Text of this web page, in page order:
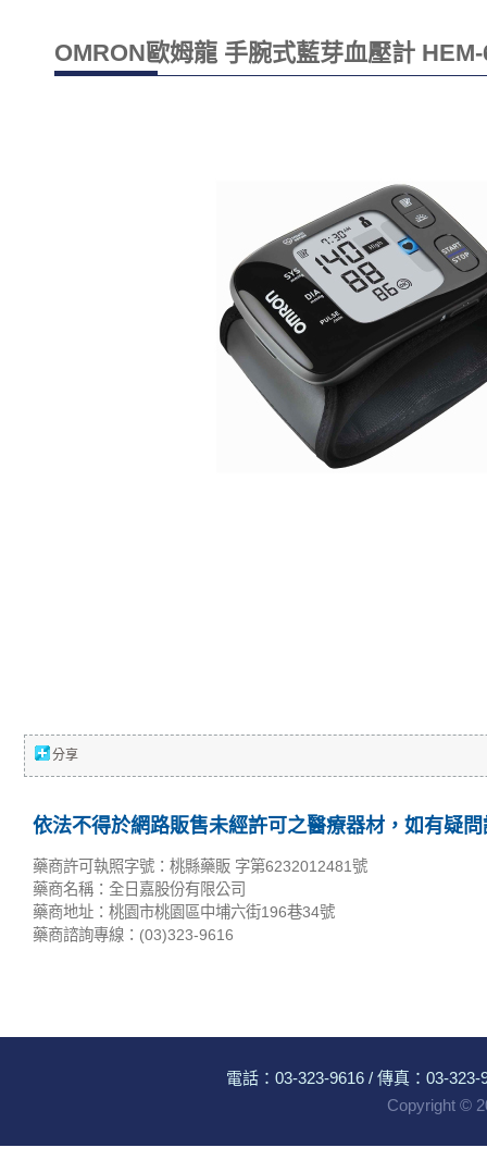
OMRON歐姆龍 手腕式藍芽血壓計
分享
依法不得於網路販售未經許可之醫療器材，如有疑
藥商許可執照字號：桃縣藥販 字第6232012481號
藥商名稱：全日嘉股份有限公司
藥商地址：桃園市桃園區中埔六街196巷34號
藥商諮詢專線：(03)323-9616
電話： 03-323-9616 / 傳真：03-323-
Copyright ©